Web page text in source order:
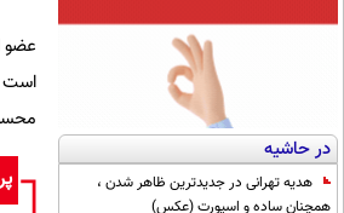
در حاشیه
هدیه تهرانی در جدیدترین ظاهر شدن ،
همچنان ساده و اسپورت (عکس)
عضو
است